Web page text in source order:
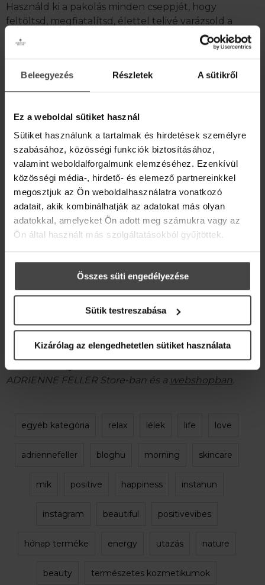
Beleegyezés Részletek A sütikről
Ez a weboldal sütiket használ
Sütiket használunk a tartalmak és hirdetések személyre
szabásához, közösségi funkciók biztosításához,
valamint weboldalforgalmunk elemzéséhez. Ezenkívül
közösségi média-, hirdető- és elemező partnereinkkel
megosztjuk az Ön weboldalhasználatra vonatkozó
adatait, akik kombinálhatják az adatokat más olyan
adatokkal, amelyeket Ön adott meg számukra vagy az
Ön által használt más szolgáltatásokból gyűjtöttek.
Összes süti engedélyezése
Sütik testreszabása
Kizárólag az elengedhetetlen sütiket használata
Használd ki a pakolás minden cseppjét, hogy
feltöltsd, megfiatalítsd, élettel telivé varázsold a
A téli hidegnek fontos szerepe van az életünkben,
az élethez és az áramláshoz a nyugalom, a lassabb
tempó ugyanúgy hozzá tartozik, mint a zenéhez
a csönd, de a szél a farsangi időszakkal, a Nap
olykor megmutatkozó egyre nagyobb erejével
már a rügyfakadás illatát viszi. Élvezzük ki az
utolsó, igazán hideg éjszakákat, a metsző szeleket,
az átfázva elkészített forró teákat és készítsük fel
testünket és lelkünket az ujjongó tavaszra.
Ebben segít nekünk a rózsa illóolaja és a Rose de
Luxe termékcsalád!
*Ajándékozd meg magad a damaszkuszi rózsa
2024.02.16-ig minden Rose de Luxe terméket 15%
kedvezménnyel szerezhetsz be a MOM Park
ADRIENNE FELLER Store-ban és a webshopban.
egyéb kategória relax lélek life love
adriennefeller bloghu morning skincare
mik positive happiness instahun
instagram beautiful positivevibes
hónap terméke energy utazás nature
beauty természetes kozmetikumok